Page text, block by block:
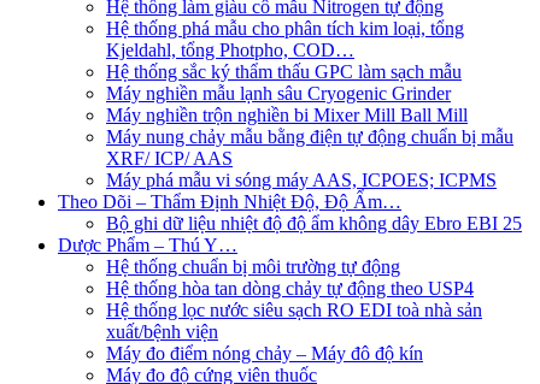
Hệ thống làm giàu cô mẫu Nitrogen tự động
Hệ thống phá mẫu cho phân tích kim loại, tổng
Kjeldahl, tổng Photpho, COD…
Hệ thống sắc ký thẩm thấu GPC làm sạch mẫu
Máy nghiền mẫu lạnh sâu Cryogenic Grinder
Máy nghiền trộn nghiền bi Mixer Mill Ball Mill
Máy nung chảy mẫu bằng điện tự động chuẩn bị mẫu
XRF/ ICP/ AAS
Máy phá mẫu vi sóng máy AAS, ICPOES; ICPMS
Theo Dõi – Thẩm Định Nhiệt Độ, Độ Ẩm…
Bộ ghi dữ liệu nhiệt độ độ ẩm không dây Ebro EBI 25
Dược Phẩm – Thú Y…
Hệ thống chuẩn bị môi trường tự động
Hệ thống hòa tan dòng chảy tự động theo USP4
Hệ thống lọc nước siêu sạch RO EDI​​ toà nhà sản
xuất/bệnh viện
Máy đo điểm nóng chảy – Máy đô độ kín
Máy đo độ cứng viên thuốc